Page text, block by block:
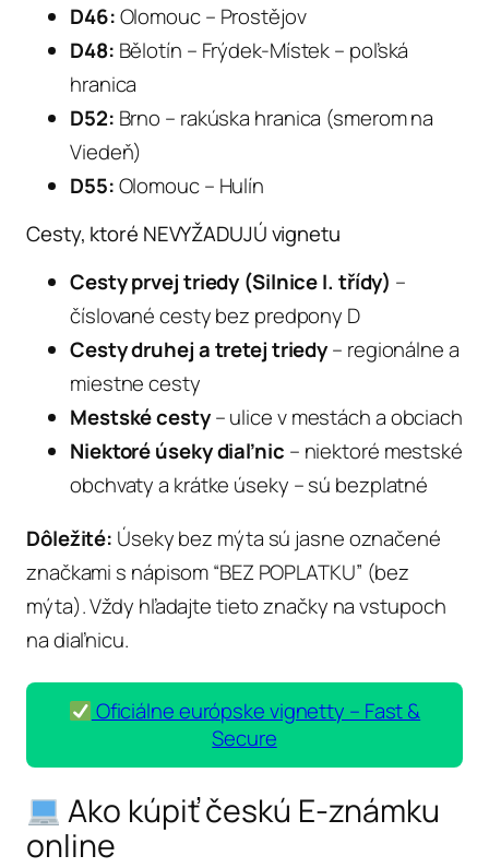
D46:Olomouc – Prostějov
D48: Bělotín – Frýdek-Místek – poľská
hranica
D52: Brno – rakúska hranica (smerom na
Viedeň)
D55:Olomouc – Hulín
Cesty, ktoré NEVYŽADUJÚ vignetu
Cesty prvej triedy (Silnice I. třídy) –
číslované cesty bez predpony D
Cesty druhej a tretej triedy– regionálne a
miestne cesty
Mestské cesty– ulice v mestách a obciach
Niektoré úseky diaľnic – niektoré mestské
obchvaty a krátke úseky – sú bezplatné
Dôležité: Úseky bez mýta sú jasne označené
značkami s nápisom “BEZ POPLATKU” (bez
mýta). Vždy hľadajte tieto značky na vstupoch
na diaľnicu.
Oficiálne európske vignetty – Fast &
Secure
Ako kúpiť českú E-známku
online